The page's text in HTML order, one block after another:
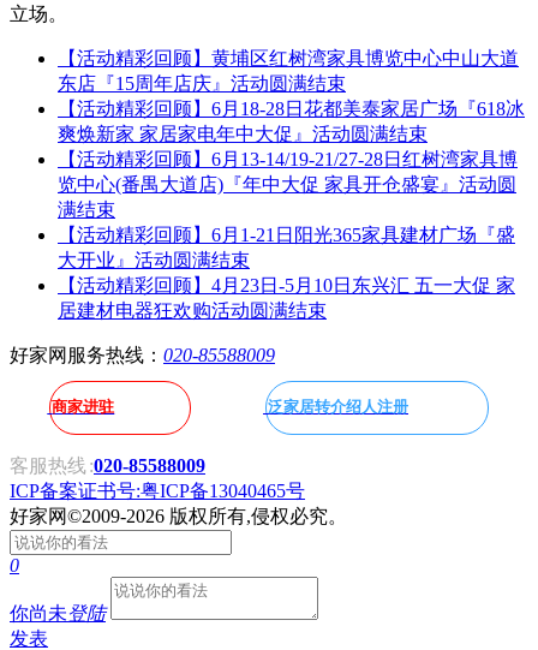
立场。
【活动精彩回顾】黄埔区红树湾家具博览中心中山大道
东店『15周年店庆』活动圆满结束
【活动精彩回顾】6月18-28日花都美泰家居广场『618冰
爽焕新家 家居家电年中大促』活动圆满结束
【活动精彩回顾】6月13-14/19-21/27-28日红树湾家具博
览中心(番禺大道店)『年中大促 家具开仓盛宴』活动圆
满结束
【活动精彩回顾】6月1-21日阳光365家具建材广场『盛
大开业』活动圆满结束
【活动精彩回顾】4月23日-5月10日东兴汇 五一大促 家
居建材电器狂欢购活动圆满结束
好家网服务热线： 020-85588009
商家进驻 泛家居转介绍人注册
客服热线 :020-85588009
ICP备案证书号:粤ICP备13040465号
好家网©2009-2026 版权所有,侵权必究。
0
你尚未登陆
发表